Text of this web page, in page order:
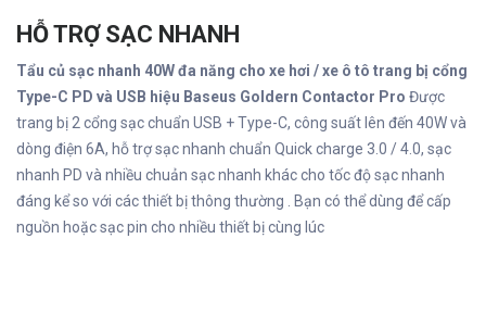
HỖ TRỢ SẠC NHANH
Tẩu củ sạc nhanh 40W đa năng cho xe hơi / xe ô tô trang bị cổng
Type-C PD và USB hiệu Baseus Goldern Contactor Pro Được
trang bị 2 cổng sạc chuẩn USB + Type-C, công suất lên đến 40W và
dòng điện 6A, hỗ trợ sạc nhanh chuẩn Quick charge 3.0 / 4.0, sạc
nhanh PD và nhiều chuản sạc nhanh khác cho tốc độ sạc nhanh
đáng kể so với các thiết bị thông thường . Bạn có thể dùng để cấp
nguồn hoặc sạc pin cho nhiều thiết bị cùng lúc